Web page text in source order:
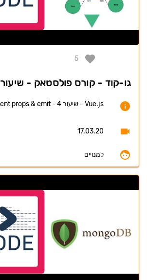
5
גו-קוד - קורס פולסטאק - שיעור 40
Vue.js - שיעור 4 - Vue.component props & emit
17.03.20
למנויים